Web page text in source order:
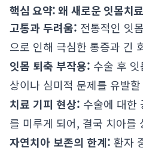
핵심 요약: 왜 새로운 잇몸치
고통과 두려움: 전통적인 잇
으로 인해 극심한 통증과 긴
잇몸 퇴축 부작용: 수술 후
상이나 심미적 문제를 유발
치료 기피 현상: 수술에 대한
를 미루게 되어, 결국 치아를
자연치아 보존의 한계: 환자